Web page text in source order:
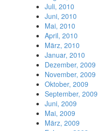
Juli, 2010
Juni, 2010
Mai, 2010
April, 2010
März, 2010
Januar, 2010
Dezember, 2009
November, 2009
Oktober, 2009
September, 2009
Juni, 2009
Mai, 2009
März, 2009